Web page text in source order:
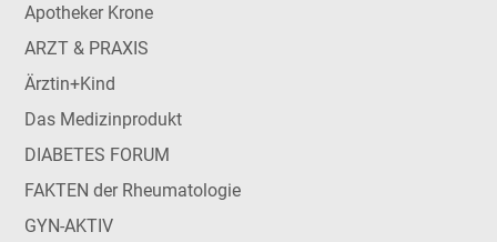
Apotheker Krone
ARZT & PRAXIS
Ärztin+Kind
Das Medizinprodukt
DIABETES FORUM
FAKTEN der Rheumatologie
GYN-AKTIV